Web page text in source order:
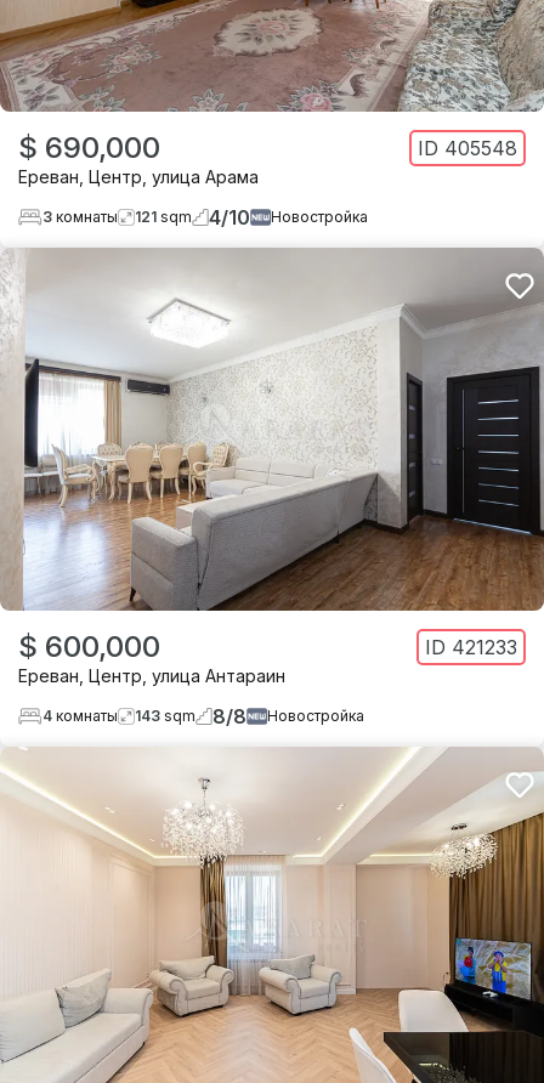
$ 690,000 ID 405548
Ереван Центр улица Арама
3 комнаты 121 sqm 4/10 Новостройка
$ 600,000 ID 421233
Ереван Центр улица Антараин
4 комнаты 143 sqm 8/8 Новостройка